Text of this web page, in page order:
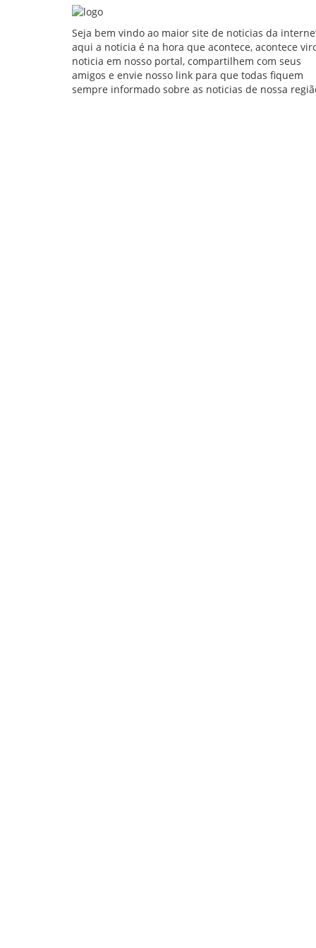
Seja bem vindo ao maior site de noticias da
aqui a noticia é na hora que acontece, acontece
noticia em nosso portal, compartilhem com seus
amigos e envie nosso link para que todas fiquem
sempre informado sobre as noticias de nossa